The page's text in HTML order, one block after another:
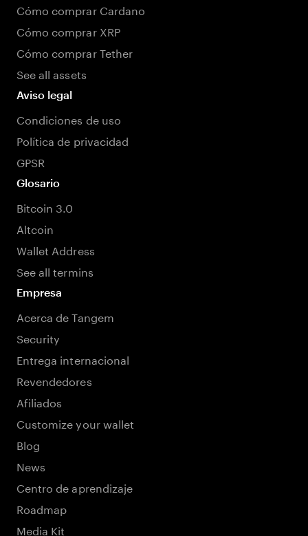
Cómo comprar Cardano
Cómo comprar XRP
Cómo comprar Tether
See all assets
Aviso legal
Condiciones de uso
Política de privacidad
GPSR
Glosario
Bitcoin 3.0
Altcoin
Wallet Address
See all termins
Empresa
Acerca de Tangem
Security
Entrega internacional
Revendedores
Afiliados
Customize your wallet
Blog
News
Centro de aprendizaje
Roadmap
Media Kit